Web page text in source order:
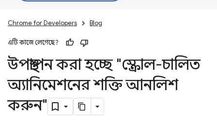
Chrome for Developers Blog
এটি কাজে লেগেছে?
উপস্থাপন করা হচ্ছে "স্ক্রোল-চালিত
অ্যানিমেশনের শক্তি আনলিশ
করুন"